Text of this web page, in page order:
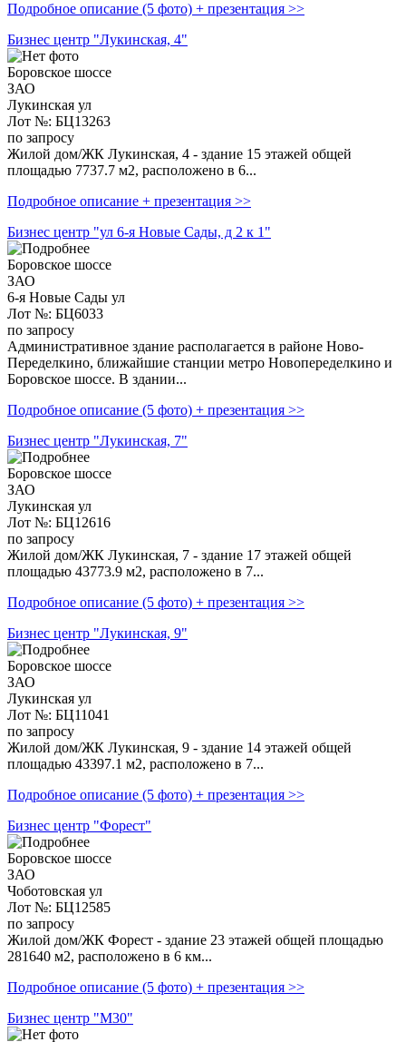
Подробное описание (5 фото) + презентация >>
Бизнес центр "Лукинская, 4"
Боровское шоссе
ЗАО
Лукинская ул
Лот №: БЦ13263
по запросу
Жилой дом/ЖК Лукинская, 4 - здание 15 этажей общей
площадью 7737.7 м2, расположено в 6...
Подробное описание + презентация >>
Бизнес центр "ул 6-я Новые Сады, д 2 к 1"
Боровское шоссе
ЗАО
6-я Новые Сады ул
Лот №: БЦ6033
по запросу
Административное здание располагается в районе Ново-
Переделкино, ближайшие станции метро Новопеределкино и
Боровское шоссе. В здании...
Подробное описание (5 фото) + презентация >>
Бизнес центр "Лукинская, 7"
Боровское шоссе
ЗАО
Лукинская ул
Лот №: БЦ12616
по запросу
Жилой дом/ЖК Лукинская, 7 - здание 17 этажей общей
площадью 43773.9 м2, расположено в 7...
Подробное описание (5 фото) + презентация >>
Бизнес центр "Лукинская, 9"
Боровское шоссе
ЗАО
Лукинская ул
Лот №: БЦ11041
по запросу
Жилой дом/ЖК Лукинская, 9 - здание 14 этажей общей
площадью 43397.1 м2, расположено в 7...
Подробное описание (5 фото) + презентация >>
Бизнес центр "Форест"
Боровское шоссе
ЗАО
Чоботовская ул
Лот №: БЦ12585
по запросу
Жилой дом/ЖК Форест - здание 23 этажей общей площадью
281640 м2, расположено в 6 км...
Подробное описание (5 фото) + презентация >>
Бизнес центр "М30"